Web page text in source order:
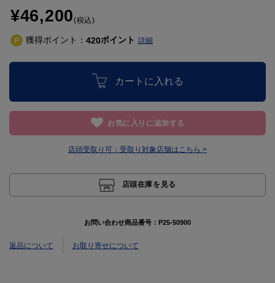
¥46,200(税込)
獲得ポイント： 420ポイント 詳細
カートに入れる
お気に入りに追加する
店頭受取り可： 受取り対象店舗はこちら >
店頭在庫を見る
お問い合わせ商品番号： P25-50900
返品について お取り寄せについて